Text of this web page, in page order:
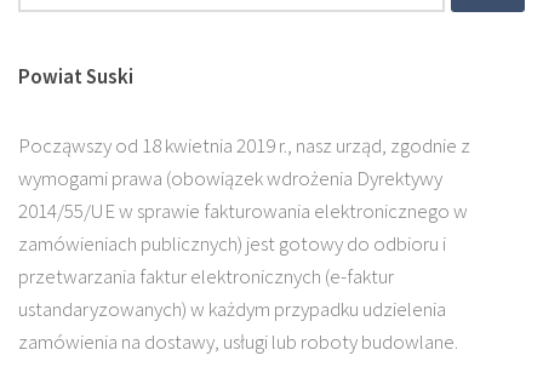
Powiat Suski
Począwszy od 18 kwietnia 2019 r., nasz urząd, zgodnie z
wymogami prawa (obowiązek wdrożenia Dyrektywy
2014/55/UE w sprawie fakturowania elektronicznego w
zamówieniach publicznych) jest gotowy do odbioru i
przetwarzania faktur elektronicznych (e-faktur
ustandaryzowanych) w każdym przypadku udzielenia
zamówienia na dostawy, usługi lub roboty budowlane.